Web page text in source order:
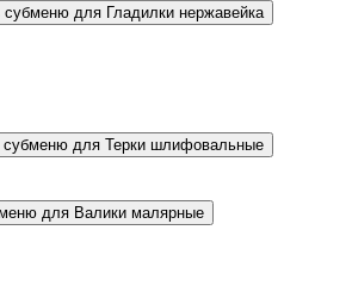
субменю для Гладилки нержавейка
субменю для Терки шлифовальные
для Валики малярные